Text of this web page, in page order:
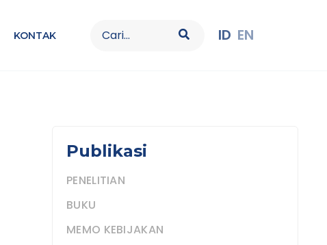
KONTAK
Search
for:
ID EN
Publikasi
PENELITIAN
BUKU
MEMO KEBIJAKAN